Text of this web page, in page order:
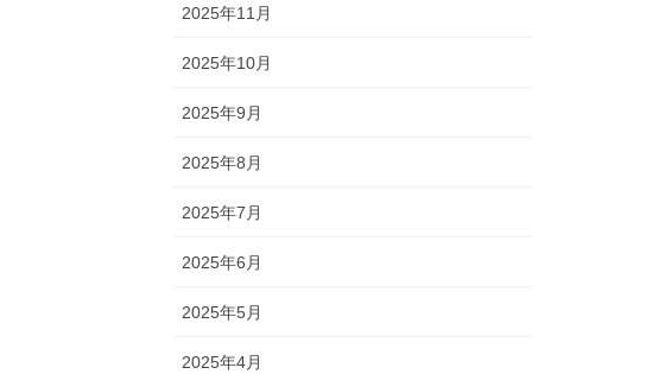
2025年11月
2025年10月
2025年9月
2025年8月
2025年7月
2025年6月
2025年5月
2025年4月